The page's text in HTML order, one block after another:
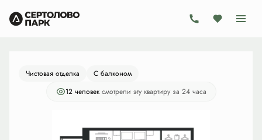
1-комнатная 8 024 940 руб.
Ипотекаот 23 349 руб./мес.
Чистовая отделка
С балконом
12 человек смотрели эту квартиру за 24 часа